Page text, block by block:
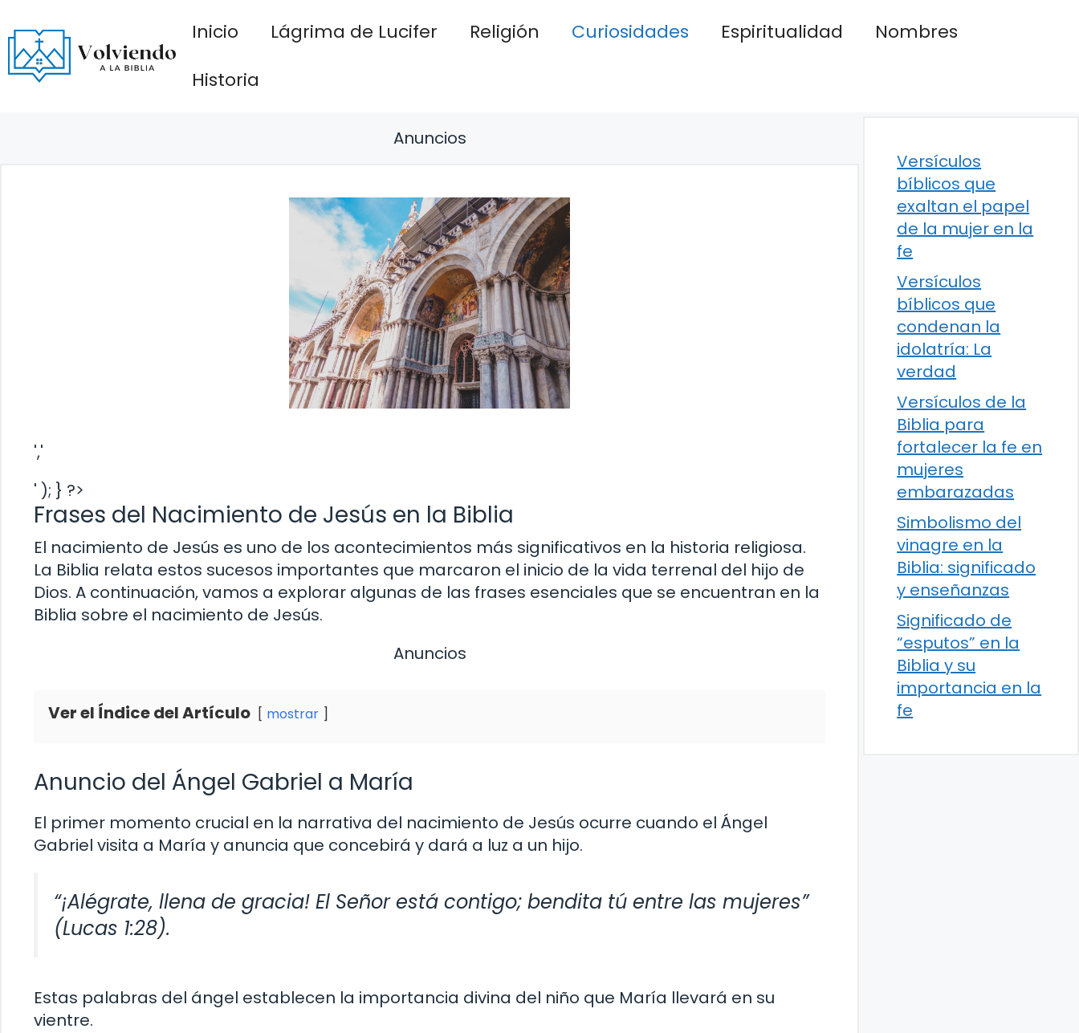
al
contenido
Inicio Lágrima de Lucifer Religión Curiosidades Espiritualidad
Nombres
Historia
Anuncios
','
' ); } ?>
Frases del Nacimiento de Jesús en la Biblia
El nacimiento de Jesús es uno de los acontecimientos más significativos en la historia religiosa.
La Biblia relata estos sucesos importantes que marcaron el inicio de la vida terrenal del hijo de
Dios. A continuación, vamos a explorar algunas de las frases esenciales que se encuentran en la
Biblia sobre el nacimiento de Jesús.
Anuncios
Ver el Índice del Artículo mostrar
Anuncio del Ángel Gabriel a María
El primer momento crucial en la narrativa del nacimiento de Jesús ocurre cuando el Ángel
Gabriel visita a María y anuncia que concebirá y dará a luz a un hijo.
“¡Alégrate, llena de gracia! El Señor está contigo; bendita tú entre las mujeres”
(Lucas 1:28).
Estas palabras del ángel establecen la importancia divina del niño que María llevará en su
vientre.
Versículos
bíblicos que
exaltan el papel
de la mujer en la
fe
Versículos
bíblicos que
condenan la
idolatría: La
verdad
Versículos de la
Biblia para
fortalecer la fe en
mujeres
embarazadas
Simbolismo del
vinagre en la
Biblia: significado
y enseñanzas
Significado de
“esputos” en la
Biblia y su
importancia en la
fe